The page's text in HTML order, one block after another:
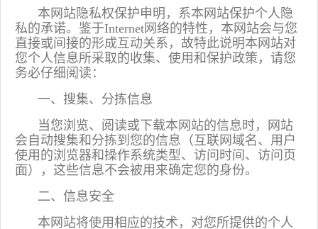
本网站隐私权保护申明，系本网站保护个人隐
私的承诺。鉴于Internet网络的特性，本网站会与您
直接或间接的形成互动关系，故特此说明本网站对
您个人信息所采取的收集、使用和保护政策，请您
务必仔细阅读：
一、搜集、分拣信息
当您浏览、阅读或下载本网站的信息时，网站
会自动搜集和分拣到您的信息（互联网域名、用户
使用的浏览器和操作系统类型、访问时间、访问页
面），这些信息不会被用来确定您的身份。
二、信息安全
本网站将使用相应的技术，对您所提供的个人